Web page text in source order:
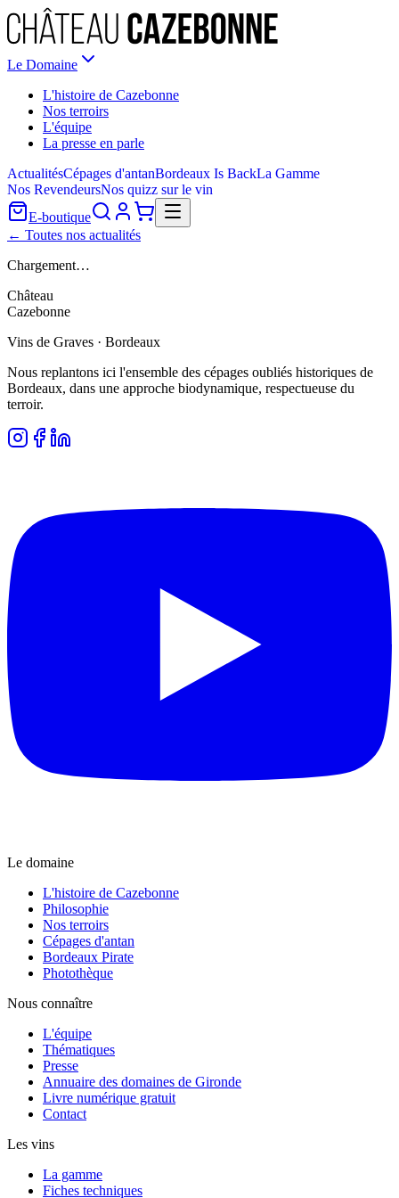
Le Domaine
L'histoire de Cazebonne
Nos terroirs
L'équipe
La presse en parle
ActualitésCépages d'antanBordeaux Is BackLa Gamme
Nos RevendeursNos quizz sur le vin
E-boutique
← Toutes nos actualités
Chargement…
Château
Cazebonne
Vins de Graves · Bordeaux
Nous replantons ici l'ensemble des cépages oubliés historiques de
Bordeaux, dans une approche biodynamique, respectueuse du
terroir.
Le domaine
L'histoire de Cazebonne
Philosophie
Nos terroirs
Cépages d'antan
Bordeaux Pirate
Photothèque
Nous connaître
L'équipe
Thématiques
Presse
Annuaire des domaines de Gironde
Livre numérique gratuit
Contact
Les vins
La gamme
Fiches techniques